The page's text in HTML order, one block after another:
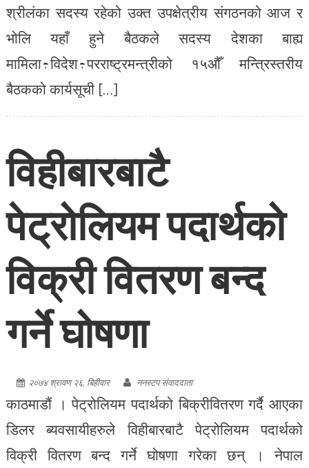
श्रीलंका सदस्य रहेको उक्त उपक्षेत्रीय संगठनको आज र
भोलि यहाँ हुने बैठकले सदस्य देशका बाह्य
मामिला÷विदेश÷परराष्ट्रमन्त्रीको १५औँ मन्त्रिस्तरीय
बैठकको कार्यसूची […]
विहीबारबाटै
पेट्रोलियम पदार्थको
विक्री वितरण बन्द
गर्ने घोषणा
२०७४ श्रावण २६, बिहीवार ननस्टप संवाददाता
काठमाडौं । पेट्रोलियम पदार्थको बिक्रीवितरण गर्दै आएका
डिलर ब्यवसायीहरुले विहीबारबाटै पेट्रोलियम पदार्थको
विक्री वितरण बन्द गर्ने घोषणा गरेका छन् । नेपाल